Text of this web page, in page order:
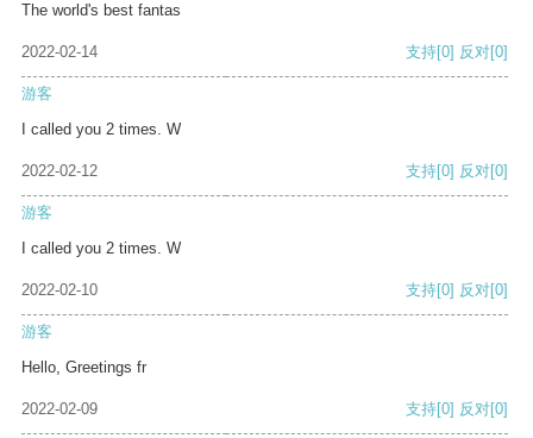
The world's best fantas
2022-02-14 支持[0] 反对[0]
游客
I called you 2 times. W
2022-02-12 支持[0] 反对[0]
游客
I called you 2 times. W
2022-02-10 支持[0] 反对[0]
游客
Hello, Greetings fr
2022-02-09 支持[0] 反对[0]